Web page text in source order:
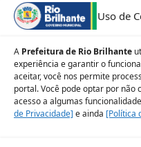
Uso de
A Prefeitura de Rio Brilhante
experiência e garantir o
aceitar, você nos permite
portal. Você pode optar por não
acesso a algumas
de Privacidade] e ainda [Política
Siga